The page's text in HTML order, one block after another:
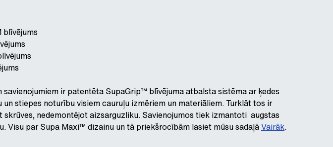
blīvējums
ir patentēta SupaGrip™ blīvējuma atbalsta sistēma ar ķedes
stiepes noturību visiem cauruļu izmēriem un materiāliem. Turklāt tos ir
nedemontējot aizsarguzliku. Savienojumos tiek izmantoti augstas
Visu par Supa Maxi™ dizainu un tā priekšrocībām lasiet mūsu sadaļāVairāk.